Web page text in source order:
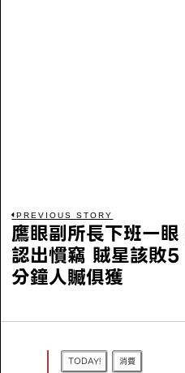
PREVIOUS STORY
鷹眼副所長下班一眼
認出慣竊 賊星該敗5
分鐘人贓俱獲
TODAY! 消費